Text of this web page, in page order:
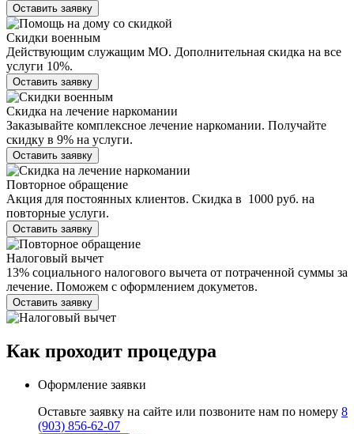
Оставить заявку
Скидки военным
Действующим служащим МО. Дополнительная скидка на все
услуги 10%.
Оставить заявку
Скидка на лечение наркомании
Заказывайте комплексное лечение наркомании. Получайте
скидку в 9% на услуги.
Оставить заявку
Повторное обращение
Акция для постоянных клиентов. Скидка в 1000 руб. на
повторные услуги.
Оставить заявку
Налоговый вычет
13% социального налогового вычета от потраченной суммы за
лечение. Поможем с оформлением докуметов.
Оставить заявку
Как проходит процедура
Оформление заявки
Оставьте заявку на сайте или позвоните нам по номеру 8
(903) 856-62-07